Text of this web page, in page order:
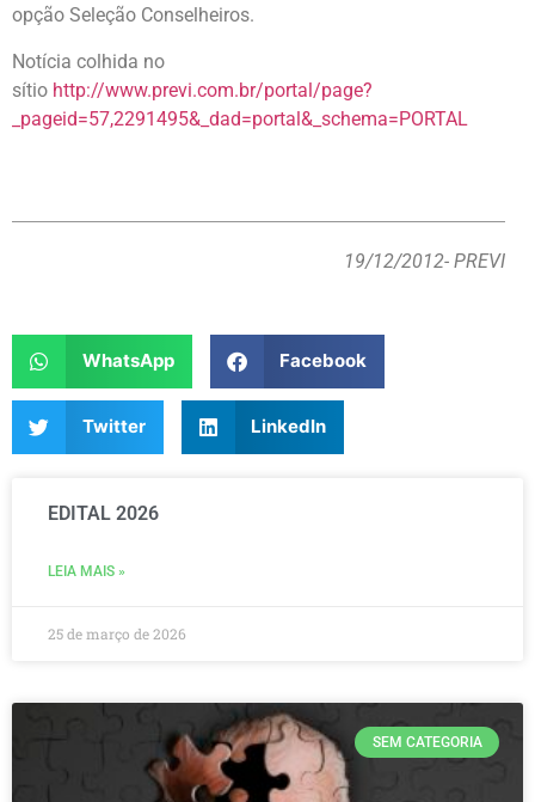
opção Seleção Conselheiros.
Notícia colhida no
sítio http://www.previ.com.br/portal/page?
_pageid=57,2291495&_dad=portal&_schema=PORTAL
19/12/2012- PREVI
WhatsApp Facebook
Twitter LinkedIn
EDITAL 2026
LEIA MAIS »
25 de março de 2026
SEM CATEGORIA